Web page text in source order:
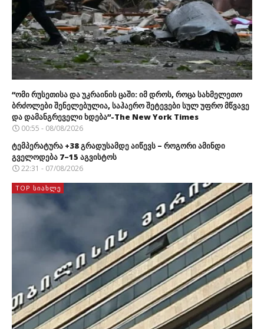
“ომი რუსეთისა და უკრაინის ცაში: იმ დროს, როცა სახმელეთო
ბრძოლები შენელებულია, საჰაერო შეტევები სულ უფრო მწვავე
და დამანგრეველი ხდება”-The New York Times
00:55 - 08/08/2026
ტემპერატურა +38 გრადუსამდე აიწევს – როგორი ამინდი
გველოდება 7–15 აგვისტოს
22:31 - 07/08/2026
TOP ᲡᲘᲐᲮᲚᲔ